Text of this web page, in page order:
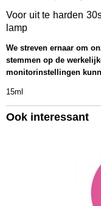
Voor uit te harden
lamp
We streven ernaar om
stemmen op de
monitorinstellingen
15ml
Ook interessant